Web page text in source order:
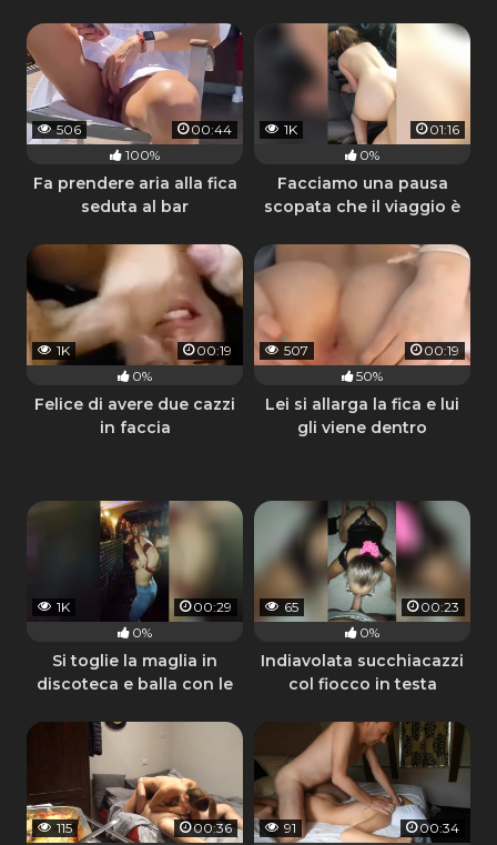
506
00:44
100%
Fa prendere aria alla fica
seduta al bar
1K
01:16
0%
Facciamo una pausa
scopata che il viaggio è
1K
00:19
0%
Felice di avere due cazzi
in faccia
507
00:19
50%
Lei si allarga la fica e lui
gli viene dentro
1K
00:29
0%
Si toglie la maglia in
discoteca e balla con le
65
00:23
0%
Indiavolata succhiacazzi
col fiocco in testa
115 00:36 91 00:34